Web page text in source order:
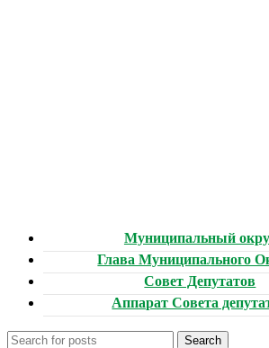
Муниципальный
Глава Муниципального
Совет Депутатов
Аппарат Совета
Search